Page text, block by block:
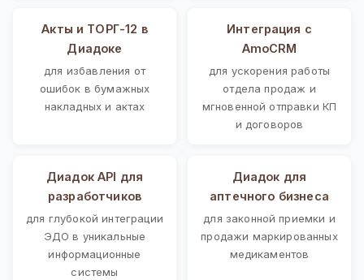
Акты и ТОРГ-12 в
Диадоке
для избавления от
ошибок в бумажных
накладных и актах
Интеграция с
AmoCRM
для ускорения работы
отдела продаж и
мгновенной отправки КП
и договоров
Диадок API для
разработчиков
для глубокой интеграции
ЭДО в уникальные
информационные
системы
Диадок для
аптечного бизнеса
для законной приемки и
продажи маркированных
медикаментов